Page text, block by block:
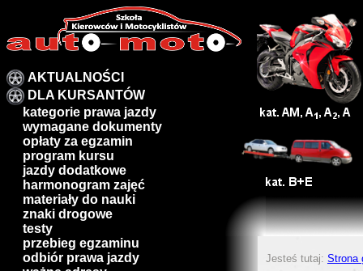
AKTUALNOŚCI
DLA KURSANTÓW
kategorie prawa jazdy
wymagane dokumenty
opłaty za egzamin
program kursu
jazdy dodatkowe
harmonogram zajęć
materiały do nauki
znaki drogowe
testy
przebieg egzaminu
odbiór prawa jazdy
Jesteś tutaj: Strona